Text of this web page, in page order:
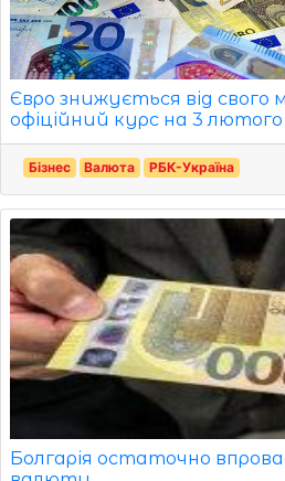
Євро знижується від свого
офіційний курс на 3 лютого
Бізнес Валюта РБК-Україна
Болгарія остаточно